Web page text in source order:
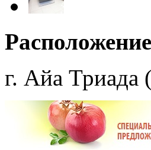
г. Айа Триада